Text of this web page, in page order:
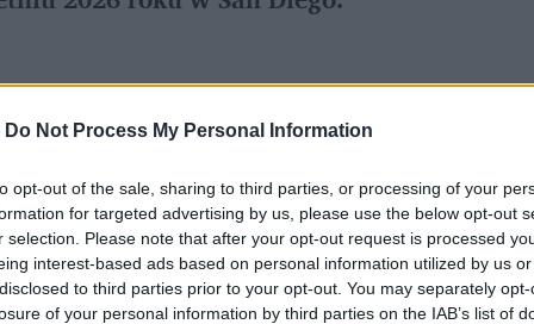
Do Not Process My Personal Information
opt-out of the sale, sharing to third parties, or processing of your
for targeted advertising by us, please use the below opt-out
selection. Please note that after your opt-out request is processed
interest-based ads based on personal information utilized by us
to third parties prior to your opt-out. You may separately
of your personal information by third parties on the IAB’s list of
medium w Google
niemal 26-procentowy wzrost
globalny, 49-procentowy wzrost EBITDA,
finansowe potwierdzają skalowalność
kompetencji nauczycieli z technologicznymi